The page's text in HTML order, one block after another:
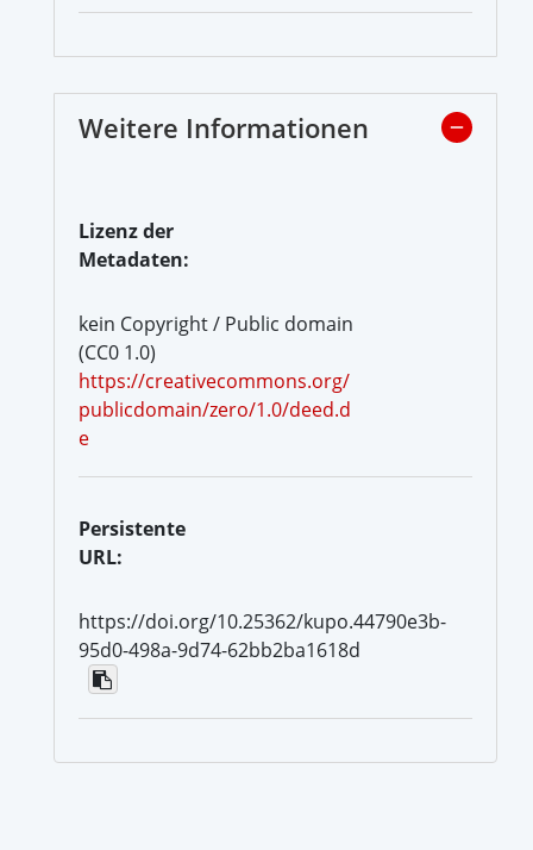
Weitere Informationen
Lizenz der
Metadaten:
kein Copyright / Public domain
(CC0 1.0)
https://creativecommons.org/
publicdomain/zero/1.0/deed.d
e
Persistente
URL:
https://doi.org/10.25362/kupo.44790e3b-
95d0-498a-9d74-62bb2ba1618d